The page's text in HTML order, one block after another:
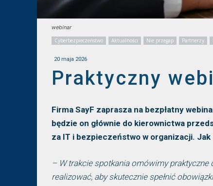
webinar
Cyberbezpieczeństwo
Aktualności Nie przegap Partnerzy
20 maja 2026
Praktyczny
Firma SayF zaprasza na bezpłatny
będzie on głównie do kierownictwa
za IT i bezpieczeństwo w organizacji.
– W trakcie spotkania omówimy praktyczne
realizować, aby skutecznie spełnić